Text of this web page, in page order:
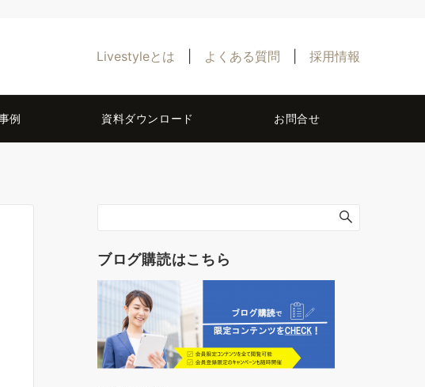
Livestyleとは よくある質問 採用情報
例 資料ダウンロード お問合せ
ブログ購読はこちら